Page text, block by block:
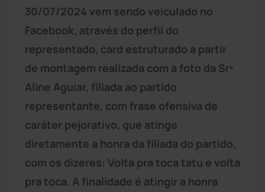
30/07/2024 vem sendo veiculado no
Facebook, através do perfil do
representado, card estruturado a partir
de montagem realizada com a foto da Srª
Aline Aguiar, filiada ao partido
representante, com frase ofensiva de
caráter pejorativo, que atinge
diretamente a honra da filiada do partido,
com os dizeres: Volta pra toca tatu e volta
pra toca. A finalidade é atingir a honra